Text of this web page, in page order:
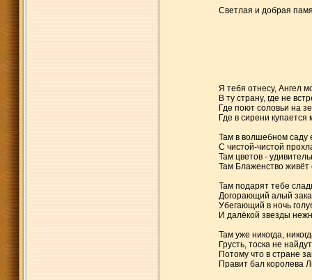
Светлая и добрая
Я тебя отнесу, Ангел
В ту страну, где не
Где поют соловьи на
Где в сирени купается
Там в волшебном саду
С чистой-чистой
Там цветов -
Там Блаженство живёт
Там подарят тебе
Догорающий алый
Убегающий в ночь
И далёкой звезды
Там уже никогда,
Грусть, тоска не
Потому что в стране
Правит бал королева